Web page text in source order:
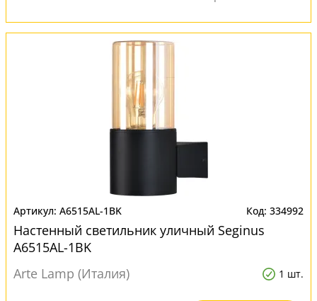
A6515AL-1BK 334992
Настенный светильник уличный Seginus
A6515AL-1BK
Arte Lamp (Италия)
1 шт.